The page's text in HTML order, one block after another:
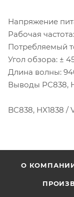
Напряжение
Рабочая
Потребляемый
Угол обзора: ±
Длина волны:
Выводы PC838,
BC838, HX1838 /
О